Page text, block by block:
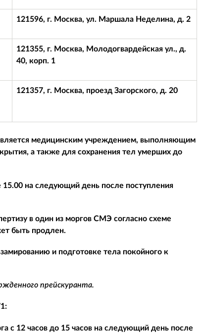
121596, г. Москва, ул. Маршала Неделина, д. 2
121355, г. Москва, Молодогвардейская ул., д.
40, корп. 1
121357, г. Москва, проезд Загорского, д. 20
медицинским учреждением, выполняющим
а также для сохранения тел умерших до
15.00 на следующий день после поступления
в один из моргов СМЭ согласно схеме
быть продлен.
и подготовке тела покойного к
прейскуранта.
с 12 часов до 15 часов на следующий день после